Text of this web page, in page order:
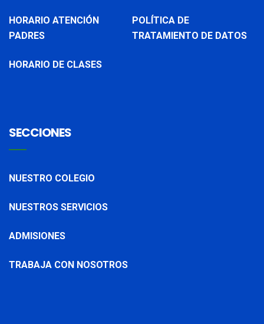
HORARIO ATENCIÓN
PADRES
HORARIO DE CLASES
POLÍTICA DE
TRATAMIENTO DE DATOS
SECCIONES
NUESTRO COLEGIO
NUESTROS SERVICIOS
ADMISIONES
TRABAJA CON NOSOTROS